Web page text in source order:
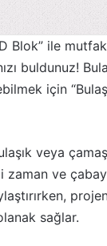
Blok” ile
buldunuz!
için
veya
zaman ve
sağlar.